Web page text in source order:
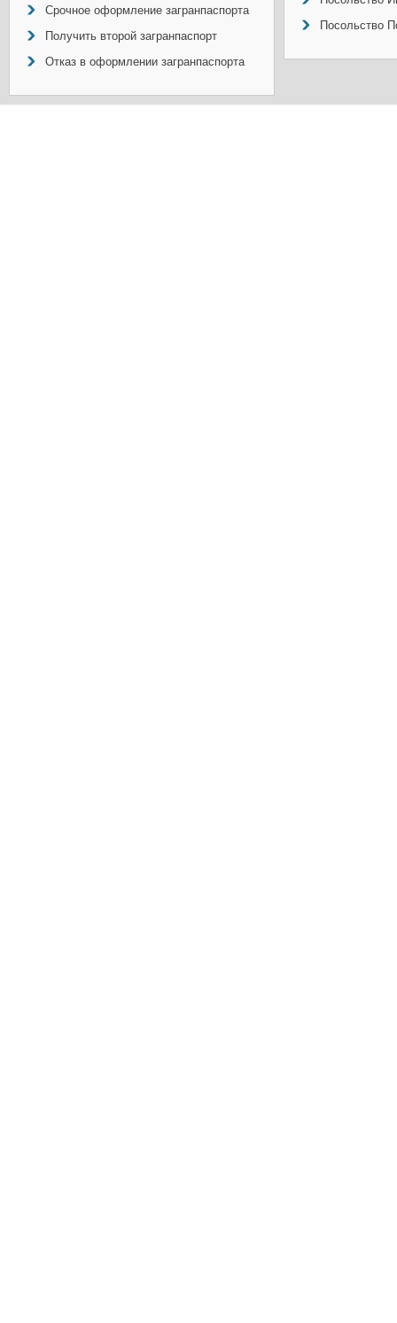
Срочное оформление загранпаспорта
Получить второй загранпаспорт
Отказ в оформлении загранпаспорта
Посольство